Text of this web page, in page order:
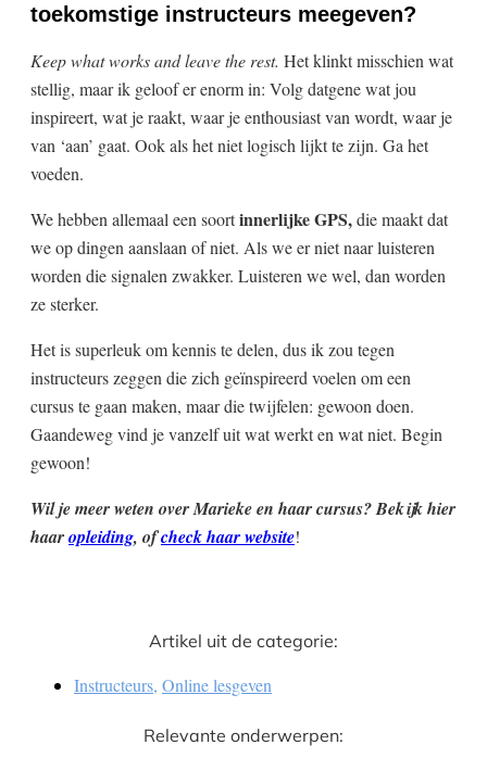
toekomstige instructeurs meegeven?
Keep what works and leave the rest. Het klinkt misschien wat
stellig, maar ik geloof er enorm in: Volg datgene wat jou
inspireert, wat je raakt, waar je enthousiast van wordt, waar je
van ‘aan’ gaat. Ook als het niet logisch lijkt te zijn. Ga het
voeden.
We hebben allemaal een soortinnerlijke GPS,die maakt dat
we op dingen aanslaan of niet. Als we er niet naar luisteren
worden die signalen zwakker. Luisteren we wel, dan worden
ze sterker.
Het is superleuk om kennis te delen, dus ik zou tegen
instructeurs zeggen die zich geïnspireerd voelen om een
cursus te gaan maken, maar die twijfelen: gewoon doen.
Gaandeweg vind je vanzelf uit wat werkt en wat niet. Begin
gewoon!
Wil je meer weten over Marieke en haar cursus? Bekijk hier
haaropleiding, ofcheck haar website!
Artikel uit de categorie:
Instructeurs, Online lesgeven
Relevante onderwerpen: